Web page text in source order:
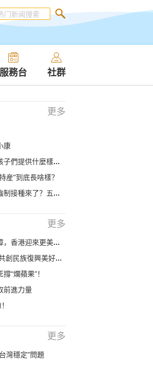
服務台 社群
更多
康
供什麼樣的服務？
産”到底長啥樣？
來了？五區縣回應
更多
迎來更美好的明天
民族復興美好未來
“爛蘋果”！
前進力量
更多
灣穩定”問題